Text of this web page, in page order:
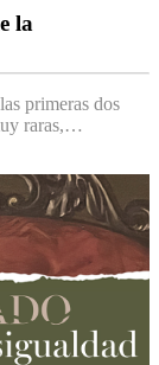
la
primeras dos
raras,…